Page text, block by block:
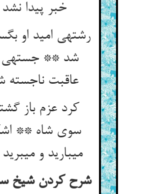
خبر پیدا نشد
رشته‏ی امید او
شد ** جسته‏ی
عاقبت ناجسته
کرد عزم باز
سوی شاه **
می‏بارید و می‏برید
شرح کردن شیخ